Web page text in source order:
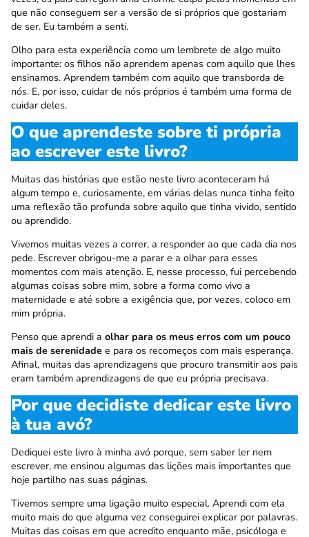
que não conseguem ser a versão de si próprios que gostariam
de ser. Eu também a senti.
Olho para esta experiência como um lembrete de algo muito
importante: os filhos não aprendem apenas com aquilo que lhes
ensinamos. Aprendem também com aquilo que transborda de
nós. E, por isso, cuidar de nós próprios é também uma forma de
cuidar deles.
O que aprendeste sobre ti própria
ao escrever este livro?
Muitas das histórias que estão neste livro aconteceram há
algum tempo e, curiosamente, em várias delas nunca tinha feito
uma reflexão tão profunda sobre aquilo que tinha vivido, sentido
ou aprendido.
Vivemos muitas vezes a correr, a responder ao que cada dia nos
pede. Escrever obrigou-me a parar e a olhar para esses
momentos com mais atenção. E, nesse processo, fui percebendo
algumas coisas sobre mim, sobre a forma como vivo a
maternidade e até sobre a exigência que, por vezes, coloco em
mim própria.
Penso que aprendi a olhar para os meus erros com um pouco
mais de serenidade e para os recomeços com mais esperança.
Afinal, muitas das aprendizagens que procuro transmitir aos pais
eram também aprendizagens de que eu própria precisava.
Por que decidiste dedicar este livro
à tua avó?
Dediquei este livro à minha avó porque, sem saber ler nem
escrever, me ensinou algumas das lições mais importantes que
hoje partilho nas suas páginas.
Tivemos sempre uma ligação muito especial. Aprendi com ela
muito mais do que alguma vez conseguirei explicar por palavras.
Muitas das coisas em que acredito enquanto mãe, psicóloga e